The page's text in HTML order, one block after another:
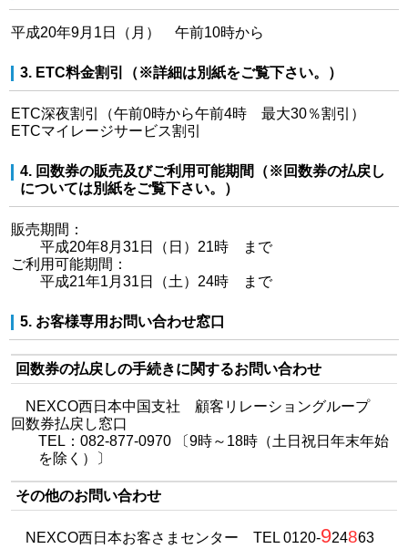
平成20年9月1日（月） 午前10時から
3. ETC料金割引（※詳細は別紙をご覧下さい。）
ETC深夜割引（午前0時から午前4時 最大30％割引）
ETCマイレージサービス割引
4. 回数券の販売及びご利用可能期間（※回数券の払戻し
については別紙をご覧下さい。）
販売期間：
平成20年8月31日（日）21時 まで
ご利用可能期間：
平成21年1月31日（土）24時 まで
5. お客様専用お問い合わせ窓口
回数券の払戻しの手続きに関するお問い合わせ
NEXCO西日本中国支社 顧客リレーショングループ
回数券払戻し窓口
TEL：082-877-0970 〔9時～18時（土日祝日年末年始
を除く）〕
その他のお問い合わせ
NEXCO西日本お客さまセンター TEL 0120-924863